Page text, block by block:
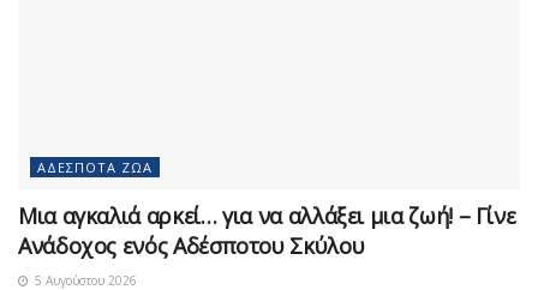
ΑΔΈΣΠΟΤΑ ΖΏΑ
Μια αγκαλιά αρκεί… για να αλλάξει μια ζωή! – Γίνε
Ανάδοχος ενός Αδέσποτου Σκύλου
5 Αυγούστου 2026